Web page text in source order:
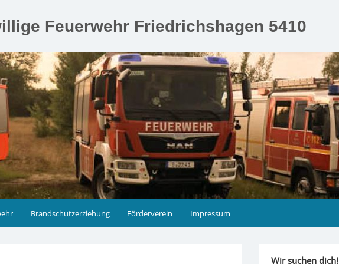
Feuerwehr Friedrichshagen 5410
Brandschutzerziehung Förderverein Impressum
Wir suchen dich!